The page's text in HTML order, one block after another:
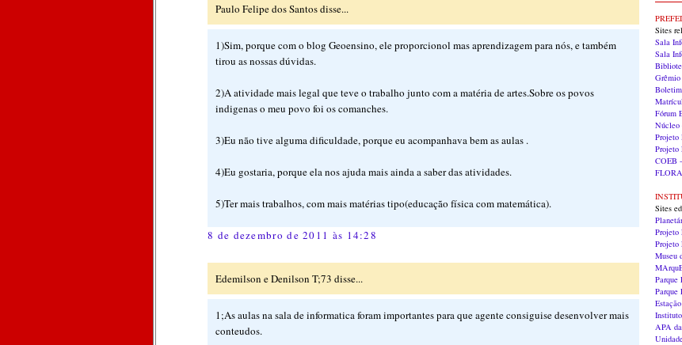
Paulo Felipe dos Santos disse...
1)Sim, porque com o blog Geoensino, ele proporcionol mas aprendizagem para nós, e também
tirou as nossas dúvidas.
2)A atividade mais legal que teve o trabalho junto com a matéria de artes.Sobre os povos
indigenas o meu povo foi os comanches.
3)Eu não tive alguma dificuldade, porque eu acompanhava bem as aulas .
4)Eu gostaria, porque ela nos ajuda mais ainda a saber das atividades.
5)Ter mais trabalhos, com mais matérias tipo(educação física com matemática).
8 de dezembro de 2011 às 14:28
Edemilson e Denilson T;73 disse...
1;As aulas na sala de informatica foram importantes para que agente consiguise desenvolver mais
conteudos.
Sites
Sala
Sala
Fórum
Núcleo
Projeto
Projeto
COEB
Sites
Projeto
Projeto
Museu
Parque
Parque
APA